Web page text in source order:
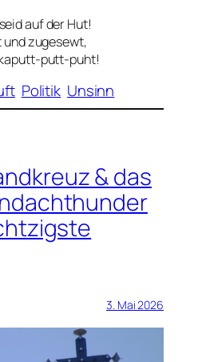
auf der Hut!
zugesewt,
putt-puht!
Politik Unsinn
& das
3. Mai 2026